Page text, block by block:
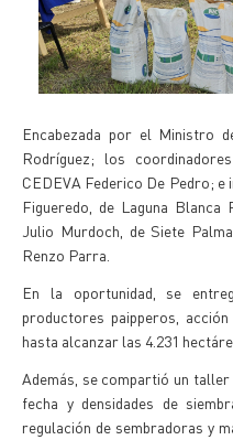
Encabezada por el Ministro
Rodríguez; los
CEDEVA Federico De Pedro; e
Figueredo, de Laguna Blanca
Julio Murdoch, de Siete
Renzo Parra.
En la oportunidad, se
productores paipperos,
hasta alcanzar las 4.231
Además, se compartió un
fecha y densidades de
regulación de sembradoras y